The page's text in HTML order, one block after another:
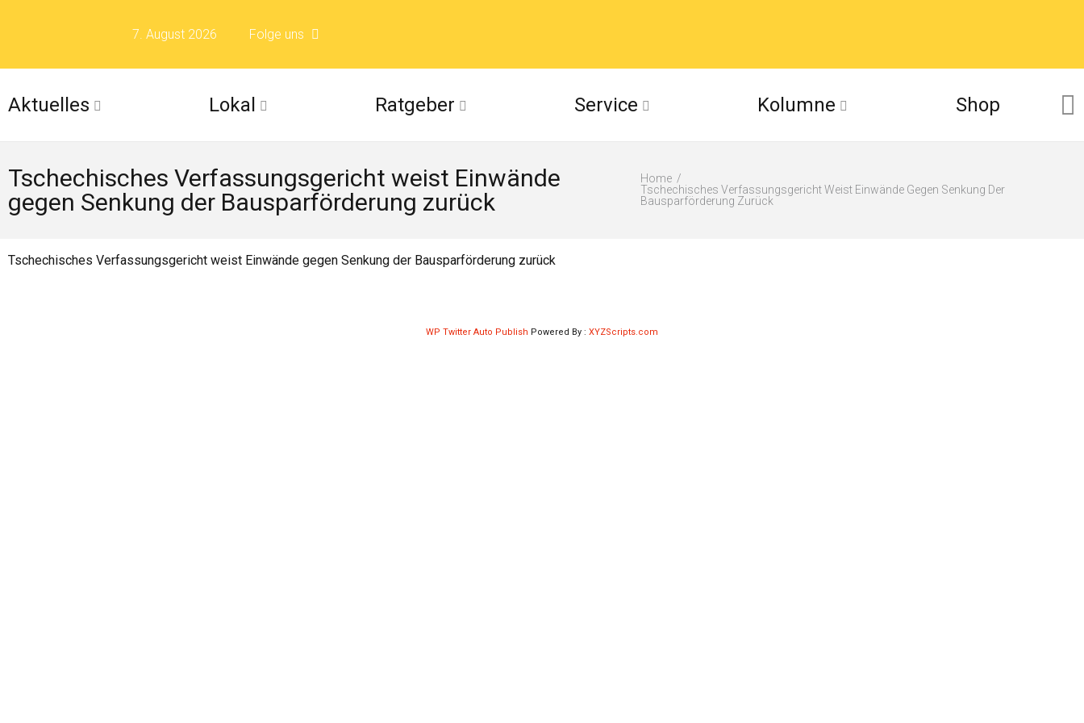
7. August 2026 Folge uns
Folge uns auf Flickr
Folge uns auf Issuu
Aktuelles Lokal Ratgeber Service Kolumne Shop
Tschechisches Verfassungsgericht weist Einwände
gegen Senkung der Bausparförderung zurück
Home
Tschechisches Verfassungsgericht Weist Einwände Gegen Senkung Der
Bausparförderung Zurück
Tschechisches Verfassungsgericht weist Einwände gegen Senkung der Bausparförderung zurück
WP Twitter Auto Publish Powered By : XYZScripts.com